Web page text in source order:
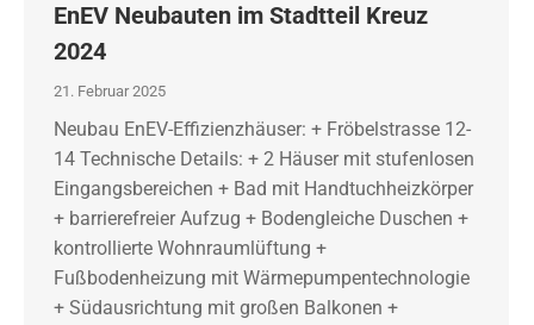
EnEV Neubauten im Stadtteil Kreuz
2024
21. Februar 2025
Neubau EnEV-Effizienzhäuser: + Fröbelstrasse 12-
14 Technische Details: + 2 Häuser mit stufenlosen
Eingangsbereichen + Bad mit Handtuchheizkörper
+ barrierefreier Aufzug + Bodengleiche Duschen +
kontrollierte Wohnraumlüftung +
Fußbodenheizung mit Wärmepumpentechnologie
+ Südausrichtung mit großen Balkonen +